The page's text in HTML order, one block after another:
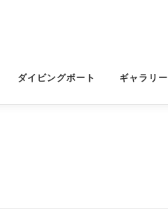
ダイビングボート ギャラリー